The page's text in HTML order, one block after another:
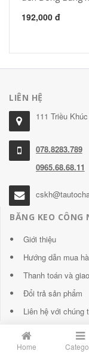
192,000 đ
LIÊN HỆ
111 Triều
078.8283.789
0965.68.68.11
BĂNG KEO CÔNG
Giới thiệu
Hướng dẫn mua
Thanh toán và
Đổi trả sản phẩm
Liên hệ với chúng
Home